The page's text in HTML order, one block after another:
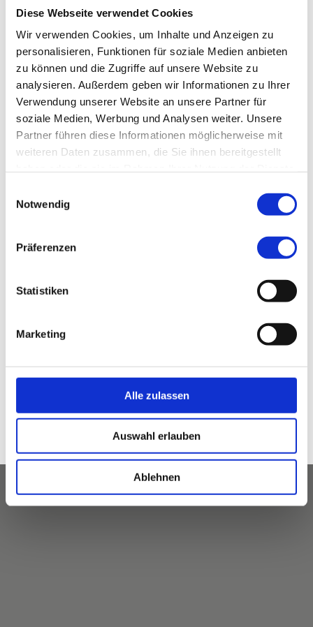
Diese Webseite verwendet Cookies
Wir verwenden Cookies, um Inhalte und Anzeigen zu
personalisieren, Funktionen für soziale Medien anbieten
zu können und die Zugriffe auf unsere Website zu
analysieren. Außerdem geben wir Informationen zu Ihrer
Verwendung unserer Website an unsere Partner für
soziale Medien, Werbung und Analysen weiter. Unsere
Partner führen diese Informationen möglicherweise mit
weiteren Daten zusammen, die Sie ihnen bereitgestellt
Notwendig
Präferenzen
Statistiken
Marketing
Alle zulassen
Auswahl erlauben
Ablehnen
Tel.:+49 (0) 911 398 775 5
E-Mail:abc-sued@klinikum-nuernberg.de
Fax: +49 (0) 911 398 775 6
Öffnungszeiten
Mo 07.30 - 15.30 Uhr
Di
07.30 - 17.30 Uhr
Mi
07.30 - 15.30 Uhr
Do
07.30 - 16.30 Uhr
Ambulantes BehandlungsCentrum, Klinikum
90471 Nürnberg
Anmelden
Anfahrt